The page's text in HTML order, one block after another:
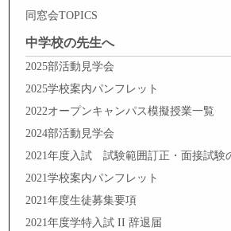
同窓会TOPICS
中学校の先生へ
2025部活動見学会
2025学校案内パンフレット
2022オープンキャンパス模擬授業一覧
2024部活動見学会
2021年度入試 試験範囲訂正・面接試験
2021学校案内パンフレット
2021年度生徒募集要項
2021年度学特入試 II 辞退届